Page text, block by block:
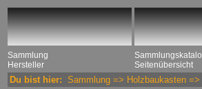
Sammlung
Hersteller
Seitenübersicht
Du bist hier: Sammlung => Holzbaukasten =>